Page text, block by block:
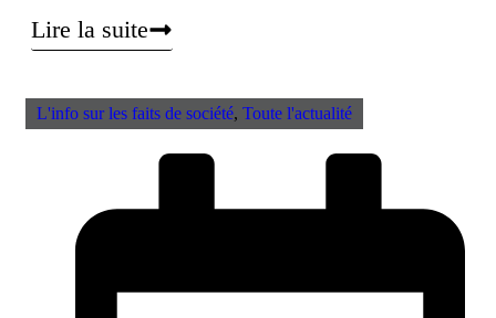
Lire la suite
L'info sur les faits de société, Toute l'actualité